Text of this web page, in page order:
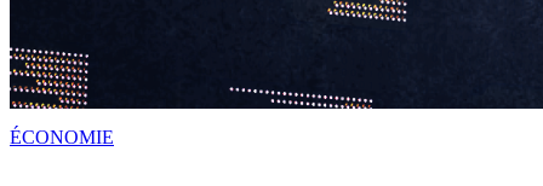
ÉCONOMIE